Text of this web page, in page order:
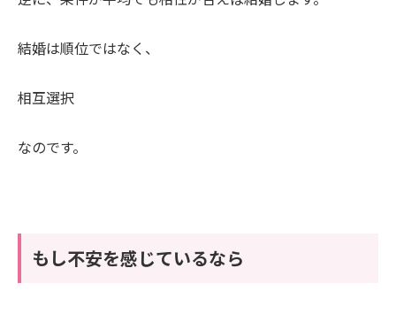
結婚は順位ではなく、
相互選択
なのです。
もし不安を感じているなら